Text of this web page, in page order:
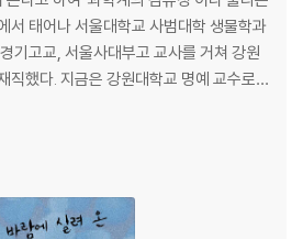
서 태어나 서울대학교 사범대학 생물학과
기고교, 서울사대부고 교사를 거쳐 강원
직했다. 지금은 강원대학교 명예 교수로
의 등을 통해 재미있는 과학 이야기를 꾸
]에 「권오길이